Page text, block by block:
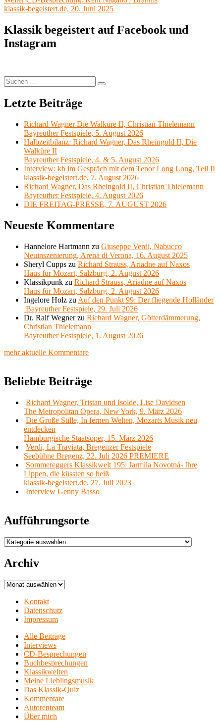
Beitrag:
klassik-begeistert.de, 20. Juni 2025
Klassik begeistert auf Facebook und
Instagram
Suchen
nach:
Suchen
Letzte Beiträge
Richard Wagner Die Walküre II, Christian Thielemann
Bayreuther Festspiele, 5. August 2026
Halbzeitbilanz: Richard Wagner, Das Rheingold II, Die
Walküre II
Bayreuther Festspiele, 4. & 5. August 2026
Interview: kb im Gespräch mit dem Tenor Long Long, Teil II
klassik-begeistert.de, 7. August 2026
Richard Wagner, Das Rheingold II, Christian Thielemann
Bayreuther Festspiele, 4. August 2026
DIE FREITAG-PRESSE, 7. AUGUST 2026
Neueste Kommentare
Hannelore Hartmann zu Giuseppe Verdi, Nabucco
Neuinszenierung, Arena di Verona, 16. August 2025
Sheryl Cupps zu Richard Strauss, Ariadne auf Naxos
Haus für Mozart, Salzburg, 2. August 2026
Klassikpunk zu Richard Strauss, Ariadne auf Naxos
Haus für Mozart, Salzburg, 2. August 2026
Ingelore Holz zu Auf den Punkt 99: Der fliegende Holländer
Bayreuther Festspiele, 29. Juli 2026
Dr. Ralf Wegnerzu Richard Wagner, Götterdämmerung,
Christian Thielemann
Bayreuther Festspiele, 1. August 2026
mehr aktuelle Kommentare
Beliebte Beiträge
Richard Wagner, Tristan und Isolde, Lise Davidsen
The Metropolitan Opera, New York, 9. März 2026
Die Große Stille, In fernen Welten, Mozarts Musik neu
entdecken
Hamburgische Staatsoper, 15. März 2026
Verdi, La Traviata, Bregenzer Festspiele
Seebühne Bregenz, 22. Juli 2026 PREMIERE
Sommereggers Klassikwelt 195: Jarmila Novotná- Ihre
Lippen, die küssten so heiß
klassik-begeistert.de, 27. Juli 2023
Interview Genny Basso
Aufführungsorte
Aufführungsorte
Archiv
Archiv
Kontakt
Datenschutz
Impressum
Alle Beiträge
Interviews
CD-Besprechungen
Buchbesprechungen
Klassikwelten
Meine Lieblingsmusik
Das Klassik-Quiz
Kommentare
Autorenteam
Über mich